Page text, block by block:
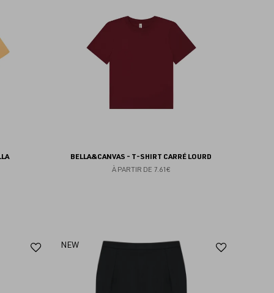
BELLA&CANVAS - T-SHIRT CARRÉ LOURD
À PARTIR DE 7.61€
Ajouter
NEW